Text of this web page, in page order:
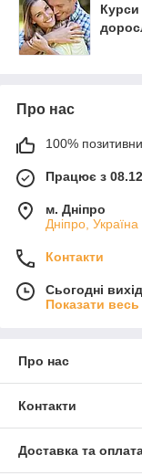
Про нас
100%
Працює з
м. Дніпро
Дніпро, Україна
Контакти
Сьогодні
Показати
Про нас
Контакти
Доставка та